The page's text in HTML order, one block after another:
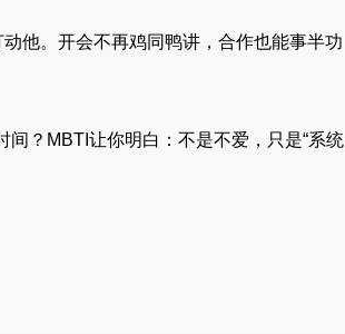
他。开会不再鸡同鸭讲，合作也能事半功
？MBTI让你明白：不是不爱，只是“系统